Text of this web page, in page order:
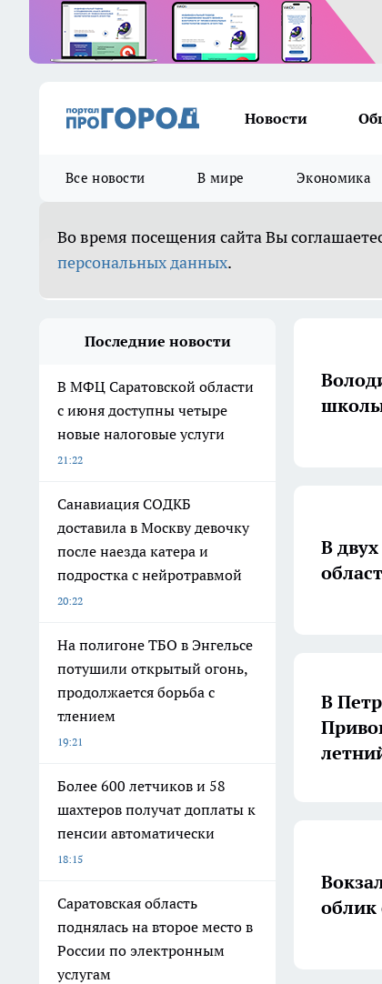
Новости
Все новости В мире Экономика
Во время посещения сайта Вы
персональных данных.
Последние новости
В МФЦ Саратовской области
с июня доступны четыре
новые налоговые услуги
21:22
Санавиация СОДКБ
доставила в Москву девочку
после наезда катера и
подростка с нейротравмой
20:22
На полигоне ТБО в Энгельсе
потушили открытый огонь,
продолжается борьба с
тлением
19:21
Более 600 летчиков и 58
шахтеров получат доплаты к
пенсии автоматически
18:15
Саратовская область
поднялась на второе место в
России по электронным
услугам
школы
В
В